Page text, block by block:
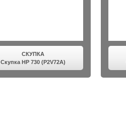
СКУПКА
Скупка HP 730 (P2V72A)